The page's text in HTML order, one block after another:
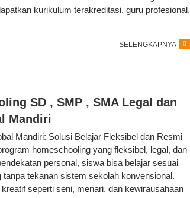
kurikulum terakreditasi, guru profesional,
SELENGKAPNYA
SD , SMP , SMA Legal dan
Mandiri
Mandiri: Solusi Belajar Fleksibel dan Resmi
homeschooling yang fleksibel, legal, dan
personal, siswa bisa belajar sesuai
tekanan sistem sekolah konvensional.
seperti seni, menari, dan kewirausahaan